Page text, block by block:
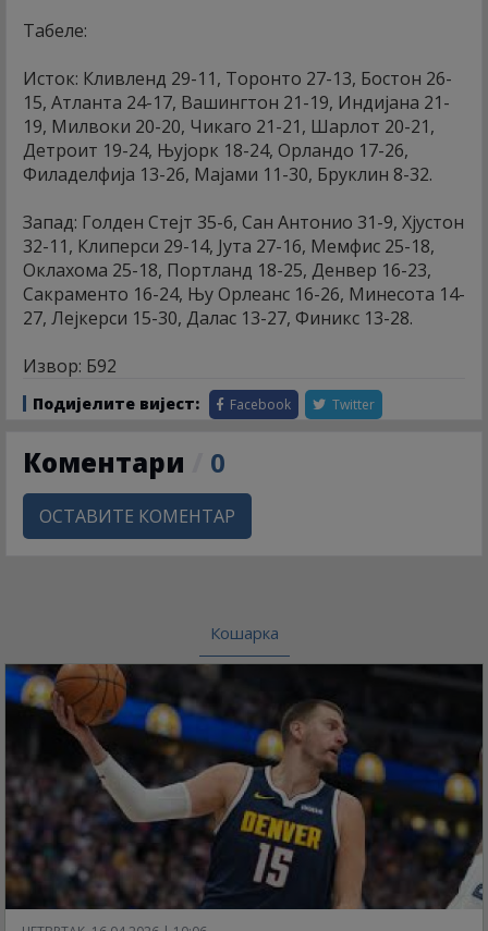
Табеле:
Исток: Кливленд 29-11, Торонто 27-13, Бостон 26-
15, Атланта 24-17, Вашингтон 21-19, Индијана 21-
19, Милвоки 20-20, Чикаго 21-21, Шарлот 20-21,
Детроит 19-24, Њујорк 18-24, Орландо 17-26,
Филаделфија 13-26, Мајами 11-30, Бруклин 8-32.
Запад: Голден Стејт 35-6, Сан Антонио 31-9, Хјустон
32-11, Клиперси 29-14, Јута 27-16, Мемфис 25-18,
Оклахома 25-18, Портланд 18-25, Денвер 16-23,
Сакраменто 16-24, Њу Орлеанс 16-26, Минесота 14-
27, Лејкерси 15-30, Далас 13-27, Финикс 13-28.
Извор: Б92
Подијелите вијест: Facebook Twitter
Коментари 0
ОСТАВИТЕ КОМЕНТАР
Кошарка